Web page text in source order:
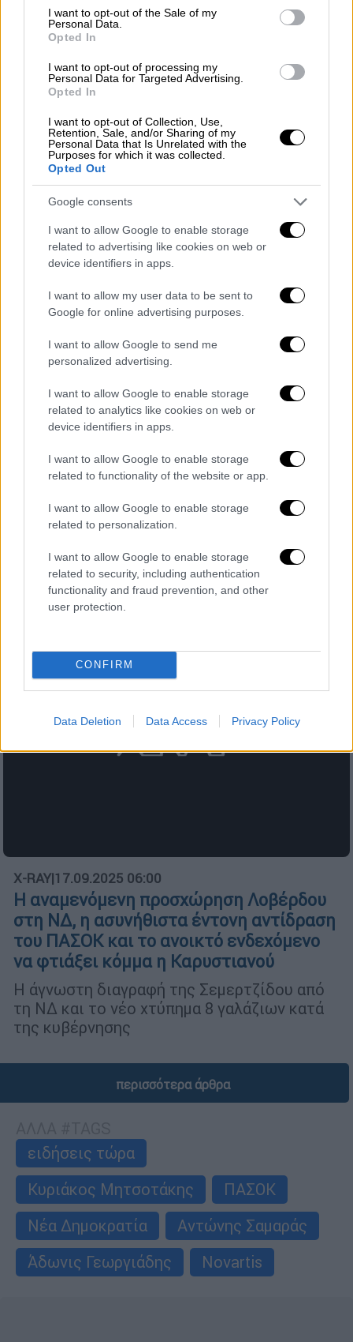
consent section.
I want to opt-out of the Sale of my
Personal Data.
Opted In
I want to opt-out of processing my
Personal Data for Targeted Advertising.
Opted In
I want to opt-out of Collection, Use,
Retention, Sale, and/or Sharing of my
Personal Data that Is Unrelated with the
Purposes for which it was collected.
Opted Out
Google consents
I want to allow Google to enable storage
related to advertising like cookies on web or
device identifiers in apps.
I want to allow my user data to be sent to
Google for online advertising purposes.
I want to allow Google to send me
personalized advertising.
I want to allow Google to enable storage
related to analytics like cookies on web or
device identifiers in apps.
I want to allow Google to enable storage
related to functionality of the website or app.
I want to allow Google to enable storage
related to personalization.
I want to allow Google to enable storage
related to security, including authentication
functionality and fraud prevention, and other
user protection.
CONFIRM
Data Deletion Data Access Privacy Policy
σταθερότητας - Δεν θα ανοίξω βεντέτα
με το ΠΑΣΟΚ»
«Δεν πήγα στη ΝΔ για να πάρω, εγώ θέλω να
δώσω στη χώρα μου και έχω κάνει μια
σχεδόν τα έχω πετύχει» τόνισε
Πολιτική|17.09.2025 07:20
Τα διπλά ανοίγματα Μητσοτάκη με
στόχο την διεύρυνση: Το παρασκήνιο
της προσχώρησης Λοβέρδου και η
επιχείρηση …ήρεμα νερά στο εσωτερικό
της Ν.Δ
Μια δύσκολη… άσκηση
ισορροπίας καλούνται να πραγματοποιήσουν
στο κυβερνών κόμμα
X-RAY|17.09.2025 06:00
Η αναμενόμενη προσχώρηση Λοβέρδου
στη ΝΔ, η ασυνήθιστα έντονη αντίδραση
του ΠΑΣΟΚ και το ανοικτό ενδεχόμενο
να φτιάξει κόμμα η Καρυστιανού
Η άγνωστη διαγραφή της Σεμερτζίδου από
τη ΝΔ και το νέο χτύπημα 8 γαλάζιων κατά
της κυβέρνησης
περισσότερα άρθρα
ειδήσεις τώρα
Κυριάκος Μητσοτάκης
ΠΑΣΟΚ
Νέα Δημοκρατία
Αντώνης Σαμαράς
Άδωνις Γεωργιάδης
Novartis